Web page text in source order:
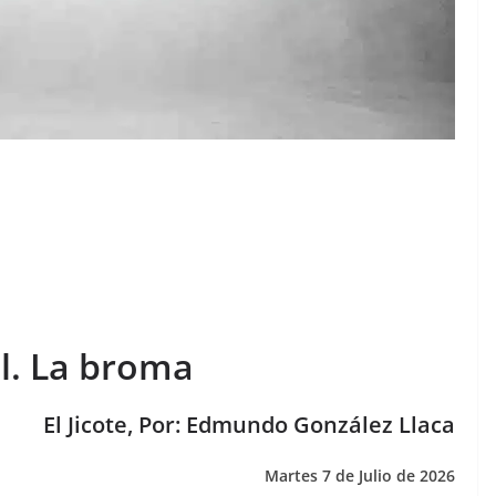
La broma
El Jicote, Por: Edmundo González Llaca
Martes 7 de Julio de 2026